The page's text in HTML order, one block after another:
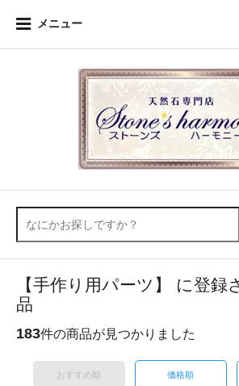
メニュー
【手作り用パーツ】 に登録
品
183件の商品が見つかりました
おすすめ順 価格順